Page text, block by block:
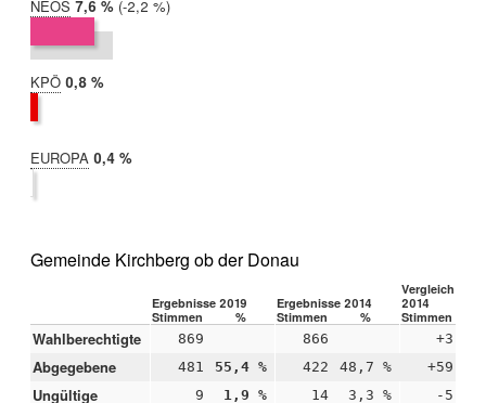
NEOS 2019:
7,6 %
2014:
9,8 %
Differenz:
-2,2 %
KPÖ 2019:
0,8 %
EUROPA 2019:
0,4 %
Gemeinde Kirchberg ob der Donau
Ergebnisse 2019 Ergebnisse 2014
Vergleich
2014
Stimmen
% Stimmen % Stimmen
Wahlberechtigte 869 866 +3
Abgegebene 481 55,4 % 422 48,7 % +59
Ungültige 9 1,9 % 14 3,3 % -5